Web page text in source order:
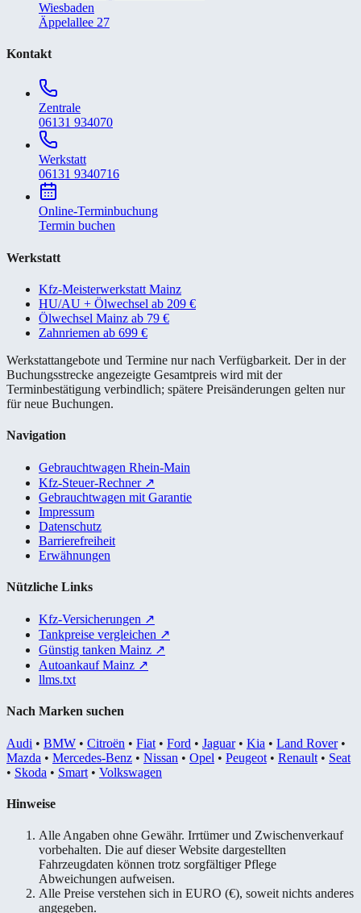
Wiesbaden
Äppelallee 27
Kontakt
Zentrale
06131 934070
Werkstatt
06131 9340716
Online-Terminbuchung
Termin buchen
Werkstatt
Kfz-Meisterwerkstatt Mainz
HU/AU + Ölwechsel ab 209 €
Ölwechsel Mainz ab 79 €
Zahnriemen ab 699 €
Werkstattangebote und Termine nur nach Verfügbarkeit. Der in der
Buchungsstrecke angezeigte Gesamtpreis wird mit der
Terminbestätigung verbindlich; spätere Preisänderungen gelten nur
für neue Buchungen.
Navigation
Gebrauchtwagen Rhein-Main
Kfz-Steuer-Rechner ↗
Gebrauchtwagen mit Garantie
Impressum
Datenschutz
Barrierefreiheit
Erwähnungen
Nützliche Links
Kfz-Versicherungen ↗
Tankpreise vergleichen ↗
Günstig tanken Mainz ↗
Autoankauf Mainz ↗
llms.txt
Nach Marken suchen
Audi • BMW • Citroën • Fiat • Ford • Jaguar• Kia • Land Rover•
Mazda • Mercedes-Benz • Nissan • Opel • Peugeot • Renault • Seat
• Skoda • Smart • Volkswagen
Hinweise
Alle Angaben ohne Gewähr. Irrtümer und Zwischenverkauf
vorbehalten. Die auf dieser Website dargestellten
Fahrzeugdaten können trotz sorgfältiger Pflege
Abweichungen aufweisen.
Alle Preise verstehen sich in EURO (€), soweit nichts anderes
angegeben.